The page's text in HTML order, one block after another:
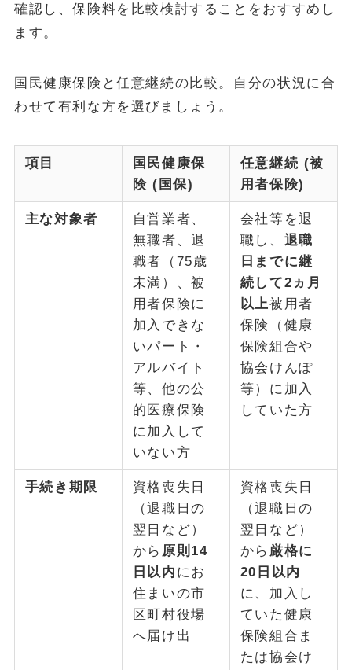
確認し、保険料を比較検討することをおすすめし
ます。
国民健康保険と任意継続の比較。自分の状況に合
わせて有利な方を選びましょう。
項目
国民健康保
険 (国保)
任意継続 (被
用者保険)
主な対象者
自営業者、
無職者、退
職者（75歳
未満）、被
用者保険に
加入できな
いパート・
アルバイト
等、他の公
的医療保険
に加入して
いない方
会社等を退
職し、 退職
日までに継
続して2ヵ月
以上被用者
保険（健康
保険組合や
協会けんぽ
等）に加入
していた方
手続き期限
資格喪失日
（退職日の
翌日など）
から 原則14
日以内 にお
住まいの市
区町村役場
へ届け出
資格喪失日
（退職日の
翌日など）
から 厳格に
20日以内
に、加入し
ていた健康
保険組合ま
たは協会け